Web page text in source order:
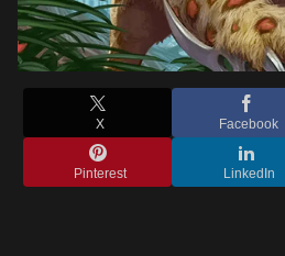
X Facebook
Pinterest LinkedIn